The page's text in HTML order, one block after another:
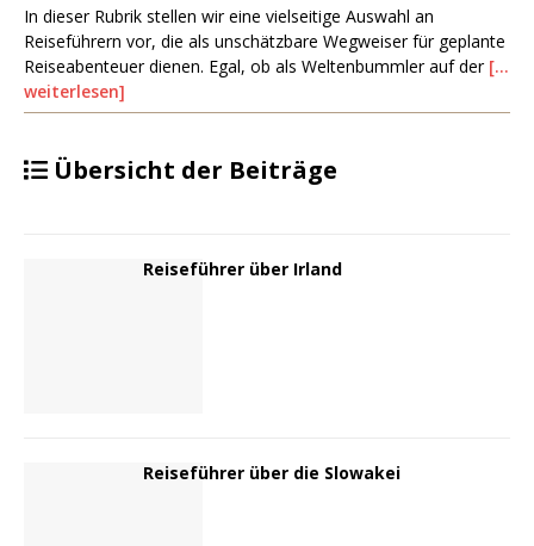
In dieser Rubrik stellen wir eine vielseitige Auswahl an
Reiseführern vor, die als unschätzbare Wegweiser für geplante
Reiseabenteuer dienen. Egal, ob als Weltenbummler auf der […
weiterlesen]
Übersicht der Beiträge
Reiseführer über Irland
Reiseführer über die Slowakei